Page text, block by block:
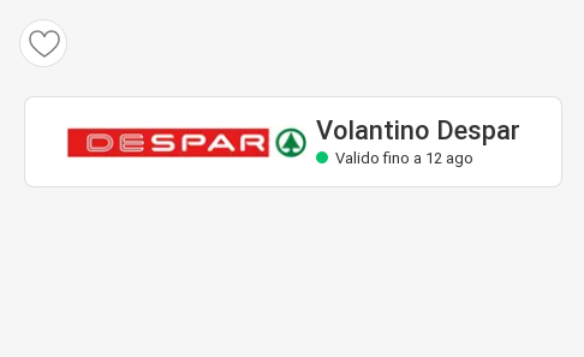
Volantino Despar
Valido fino a 12 ago